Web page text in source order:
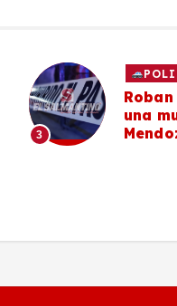
3
una